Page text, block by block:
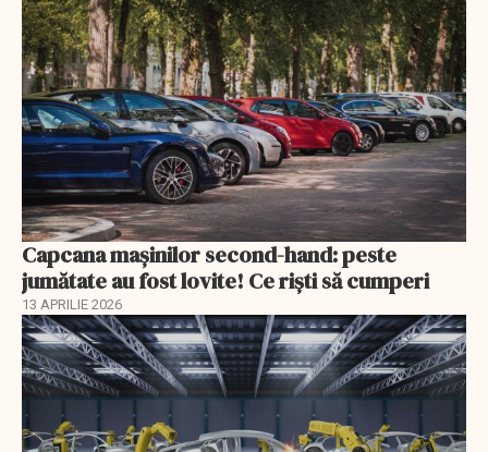
Capcana mașinilor second-hand: peste
jumătate au fost lovite! Ce riști să cumperi
13 APRILIE 2026